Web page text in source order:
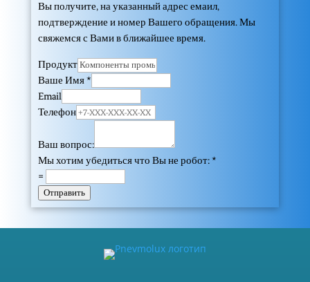
Вы получите, на указанный адрес емаил,
подтверждение и номер Вашего обращения. Мы
свяжемся с Вами в ближайшее время.
Продукт
Ваше Имя*
Email
Телефон
Ваш вопрос:
Мы хотим убедиться что Вы не робот:*
=
Отправить